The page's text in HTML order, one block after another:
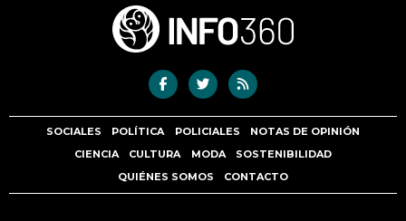
SOCIALES POLÍTICA POLICIALES
NOTAS DE OPINIÓN
CIENCIA
CULTURA MODA
SOSTENIBILIDAD
QUIÉNES SOMOS
CONTACTO